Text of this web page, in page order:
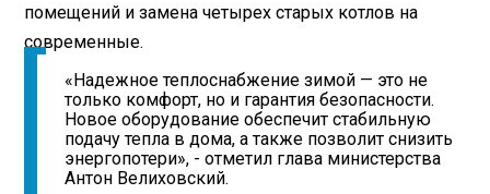
помещений и замена четырех старых котлов на
современные.
«Надежное теплоснабжение зимой — это не
только комфорт, но и гарантия безопасности.
Новое оборудование обеспечит стабильную
подачу тепла в дома, а также позволит снизить
энергопотери», - отметил глава министерства
Антон Велиховский.